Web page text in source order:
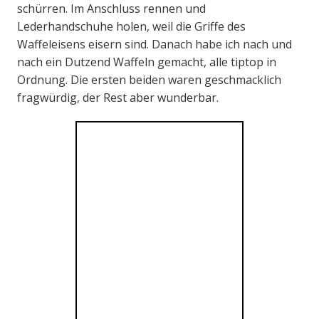
schürren. Im Anschluss rennen und
Lederhandschuhe holen, weil die Griffe des
Waffeleisens eisern sind. Danach habe ich nach und
nach ein Dutzend Waffeln gemacht, alle tiptop in
Ordnung. Die ersten beiden waren geschmacklich
fragwürdig, der Rest aber wunderbar.